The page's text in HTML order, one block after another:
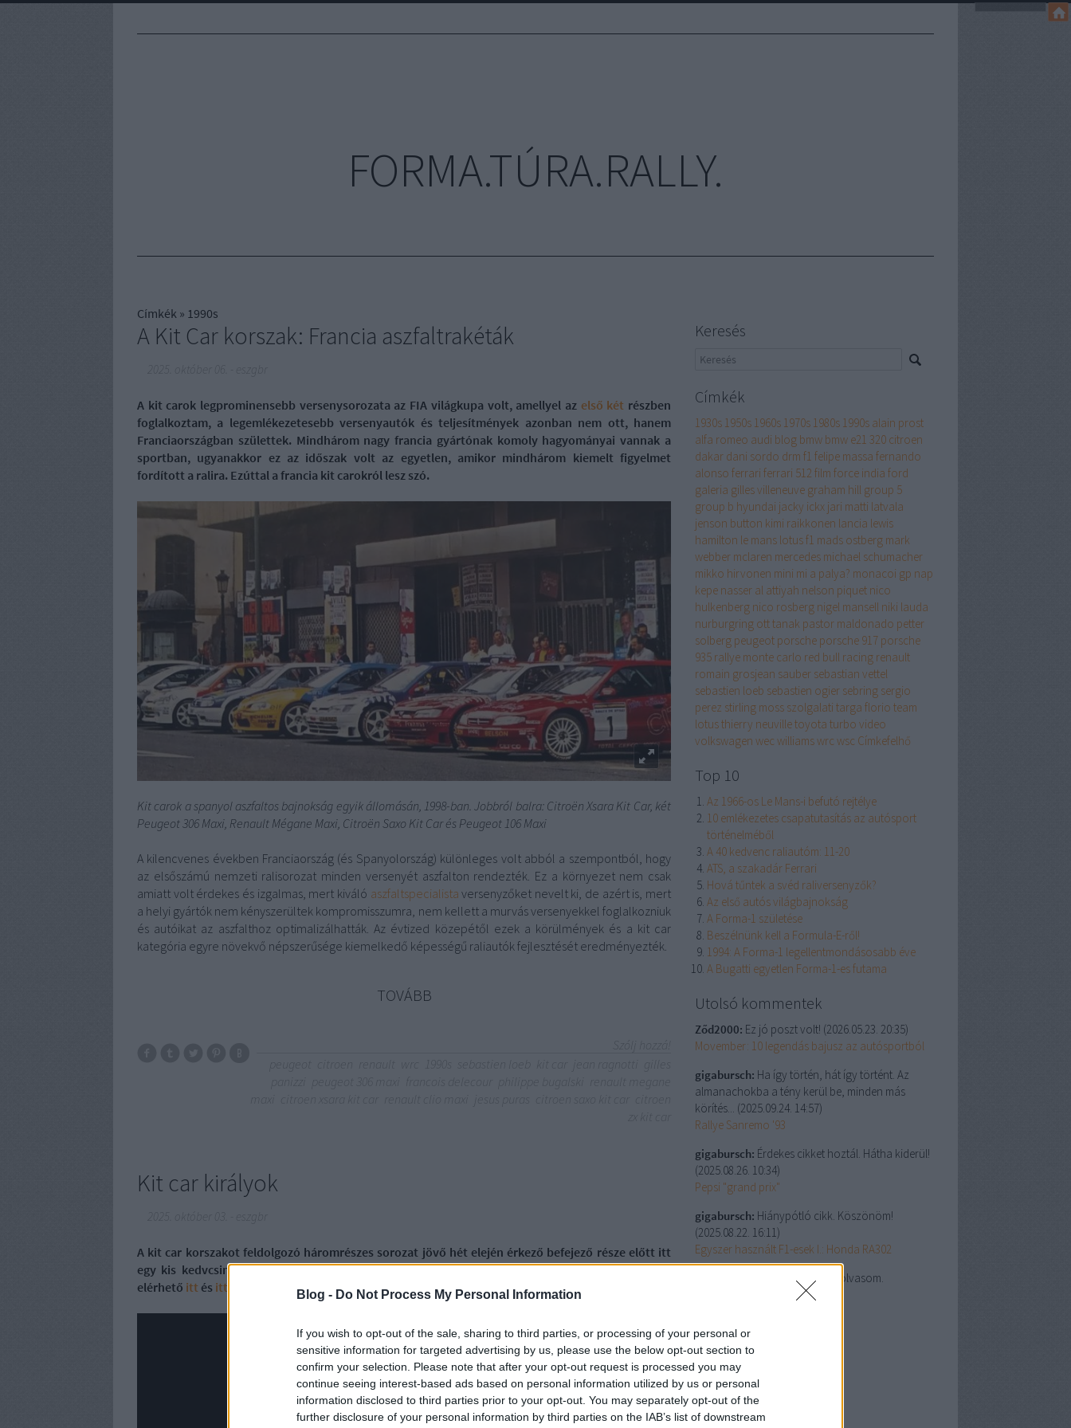
Blog - Do Not Process My Personal Information
If you wish to opt-out of the sale, sharing to third parties, or processing of your personal or
sensitive information for targeted advertising by us, please use the below opt-out section to
confirm your selection. Please note that after your opt-out request is processed you may
continue seeing interest-based ads based on personal information utilized by us or personal
information disclosed to third parties prior to your opt-out. You may separately opt-out of the
further disclosure of your personal information by third parties on the IAB’s list of downstream
FORMA.TÚRA.RALLY.
Címkék » 1990s
A Kit Car korszak: Francia aszfaltrakéták
A kit carok legprominensebb versenysorozata az FIA világkupa volt, amellyel az első két részben
foglalkoztam, a legemlékezetesebb versenyautók és teljesítmények azonban nem ott, hanem
Franciaországban születtek. Mindhárom nagy francia gyártónak komoly hagyományai vannak a
sportban, ugyanakkor ez az időszak volt az egyetlen, amikor mindhárom kiemelt figyelmet
fordított a ralira. Ezúttal a francia kit carokról lesz szó.
Kit carok a spanyol aszfaltos bajnokság egyik állomásán, 1998-ban. Jobbról balra: Citroën Xsara Kit Car, két
Peugeot 306 Maxi, Renault Mégane Maxi, Citroën Saxo Kit Car és Peugeot 106 Maxi
A kilencvenes években Franciaország (és Spanyolország) különleges volt abból a szempontból, hogy
az elsőszámú nemzeti ralisorozat minden versenyét aszfalton rendezték. Ez a környezet nem csak
amiatt volt érdekes és izgalmas, mert kiváló aszfaltspecialista versenyzőket nevelt ki, de azért is, mert
a helyi gyártók nem kényszerültek kompromisszumra, nem kellett a murvás versenyekkel foglalkozniuk
és autóikat az aszfalthoz optimalizálhatták. Az évtized közepétől ezek a körülmények és a kit car
kategória egyre növekvő népszerűsége kiemelkedő képességű raliautók fejlesztését eredményezték.
TOVÁBB
Kit car királyok
A kit car korszakot feldolgozó háromrészes sorozat jövő hét elején érkező befejező része előtt itt
egy kis kedvcsináló, az 1998-as spanyol aszfaltos ralibajnokság eseményeivel. Az első két rész
elérhető itt és itt
Keresés
Címkék
1930s 1950s 1960s 1970s 1980s 1990s alain prost
alfa romeo audi blog bmw bmw e21 320 citroen
dakar dani sordo drm f1 felipe massa fernando
alonso ferrari ferrari 512 film force india ford
galeria gilles villeneuve graham hill group 5
group b hyundai jacky ickx jari matti latvala
jenson button kimi raikkonen lancia lewis
hamilton le mans lotus f1 mads ostberg mark
webber mclaren mercedes michael schumacher
mikko hirvonen mini mi a palya? monacoi gp nap
kepe nasser al attiyah nelson piquet nico
hulkenberg nico rosberg nigel mansell niki lauda
nurburgring ott tanak pastor maldonado petter
solberg peugeot porsche porsche 917 porsche
935 rallye monte carlo red bull racing renault
romain grosjean sauber sebastian vettel
sebastien loeb sebastien ogier sebring sergio
perez stirling moss szolgalati targa florio team
lotusthierry neuvilletoyota turbo video
volkswagen wec williamswrc wsc Címkefelhő
Top 10
Az 1966-os Le Mans-i befutó rejtélye
10 emlékezetes csapatutasítás az autósport
történelméből
A 40 kedvenc raliautóm: 11-20
ATS, a szakadár Ferrari
Hová tűntek a svéd raliversenyzők?
Az első autós világbajnokság
A Forma-1 születése
Beszélnünk kell a Formula-E-ről!
1994: A Forma-1 legellentmondásosabb éve
A Bugatti egyetlen Forma-1-es futama
Utolsó kommentek
Ződ2000: Ez jó poszt volt! (2026.05.23. 20:35)
Movember: 10 legendás bajusz az autósportból
gigabursch: Ha így történ, hát így történt. Az
almanachokba a tény kerül be, minden más
körítés... (2025.09.24. 14:57)
Rallye Sanremo '93
gigabursch: Érdekes cikket hoztál. Hátha kiderül!
(2025.08.26. 10:34)
Pepsi "grand prix"
gigabursch: Hiánypótló cikk. Köszönöm!
(2025.08.22. 16:11)
Egyszer használt F1-esek I.: Honda RA302
Én csak szívesen olvasom.
Utolsó 20
Archívum
2025 november
2025 október(3